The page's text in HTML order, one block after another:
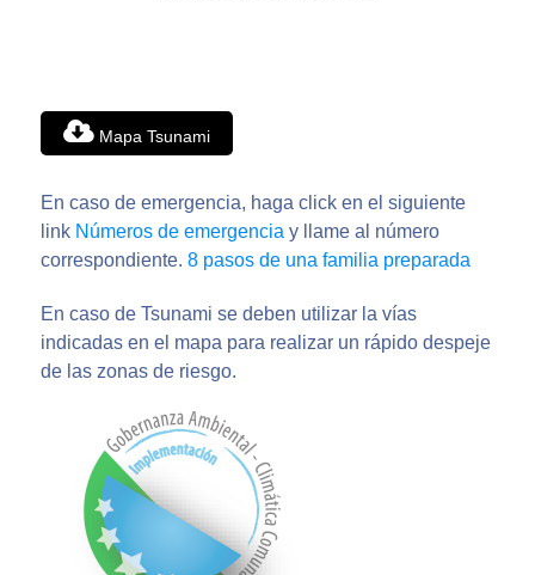
Mapa Tsunami
En caso de emergencia, haga click en el siguiente
link Números de emergencia y llame al número
correspondiente. 8 pasos de una familia preparada
En caso de Tsunami se deben utilizar la vías
indicadas en el mapa para realizar un rápido despeje
de las zonas de riesgo.